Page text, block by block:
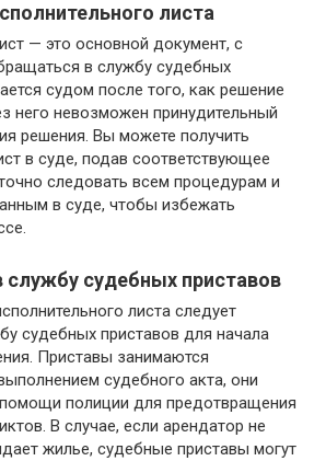
листа
— это основной документ, с
в службу судебных
судом после того, как решение
него невозможен принудительный
решения. Вы можете получить
в суде, подав соответствующее
следовать всем процедурам и
в суде, чтобы избежать
службу судебных приставов
листа следует
судебных приставов для начала
Приставы занимаются
судебного акта, они
помощи полиции для предотвращения
В случае, если арендатор не
жилье, судебные приставы могут